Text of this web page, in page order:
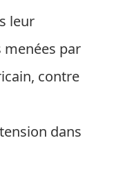
leur
menées par
contre
dans